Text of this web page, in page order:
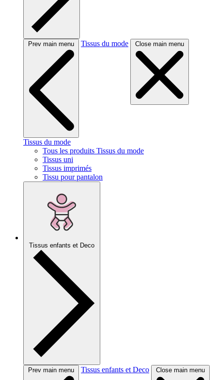
Prev main menu Tissus du mode Close main menu
Tissus du mode
Tous les produits Tissus du mode
Tissus uni
Tissus imprimés
Tissu pour pantalon
Tissus enfants et Deco
Prev main menu Tissus enfants et Deco Close main menu